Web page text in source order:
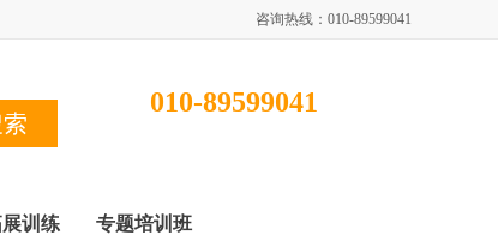
咨询热线：010-89599041
010-89599041
训练 专题培训班